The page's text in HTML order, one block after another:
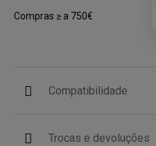
Compras ≥ a 750€
Compatibilidade
Trocas e devoluções